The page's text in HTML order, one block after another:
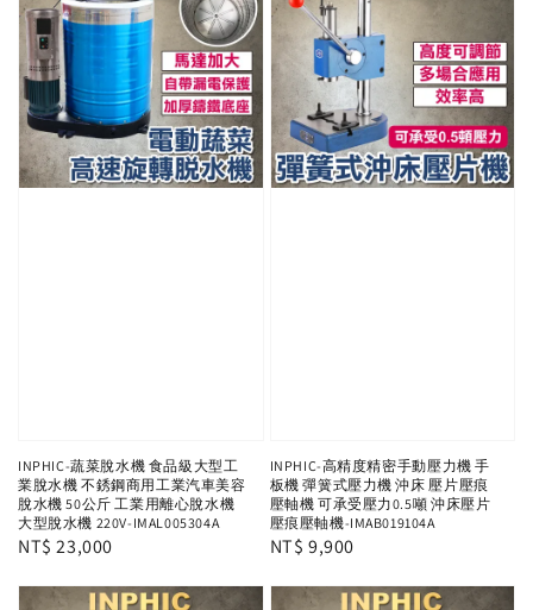
INPHIC-蔬菜脫水機 食品級大型工
業脫水機 不銹鋼商用工業汽車美容
脫水機 50公斤 工業用離心脫水機
大型脫水機 220V-IMAL005304A
Regular
NT$ 23,000
INPHIC-高精度精密手動壓力機 手
板機 彈簧式壓力機 沖床 壓片壓痕
壓軸機 可承受壓力0.5噸 沖床壓片
壓痕壓軸機-IMAB019104A
Regular
NT$ 9,900